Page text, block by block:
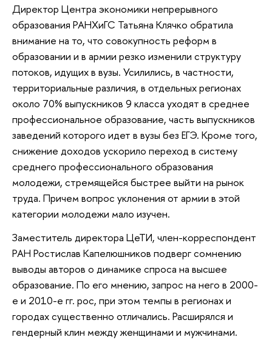
Директор Центра экономики непрерывного
образования РАНХиГС Татьяна Клячко обратила
внимание на то, что совокупность реформ в
образовании и в армии резко изменили структуру
потоков, идущих в вузы. Усилились, в частности,
территориальные различия, в отдельных регионах
около 70% выпускников 9 класса уходят в среднее
профессиональное образование, часть выпускников
заведений которого идет в вузы без ЕГЭ. Кроме того,
снижение доходов ускорило переход в систему
среднего профессионального образования
молодежи, стремящейся быстрее выйти на рынок
труда. Причем вопрос уклонения от армии в этой
категории молодежи мало изучен.
Заместитель директора ЦеТИ, член-корреспондент
РАН Ростислав Капелюшников подверг сомнению
выводы авторов о динамике спроса на высшее
образование. По его мнению, запрос на него в 2000-
е и 2010-е гг. рос, при этом темпы в регионах и
городах существенно отличались. Расширялся и
гендерный клин между женщинами и мужчинами.